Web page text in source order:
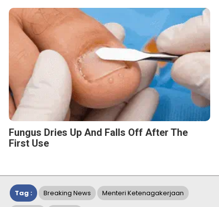
Fungus Dries Up And Falls Off After The
First Use
Tag : Breaking News Menteri Ketenagakerjaan